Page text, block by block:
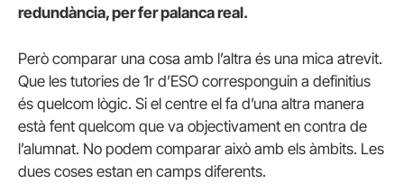
redundància, per fer palanca real.
Però comparar una cosa amb l’altra és una mica atrevit.
Que les tutories de 1r d’ESO corresponguin a definitius
és quelcom lògic. Si el centre el fa d’una altra manera
està fent quelcom que va objectivament en contra de
l’alumnat. No podem comparar això amb els àmbits. Les
dues coses estan en camps diferents.